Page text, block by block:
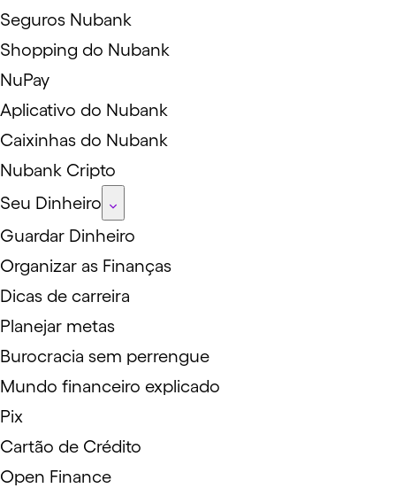
Seguros Nubank
Shopping do Nubank
NuPay
Aplicativo do Nubank
Caixinhas do Nubank
Nubank Cripto
Seu Dinheiro
Guardar Dinheiro
Organizar as Finanças
Dicas de carreira
Planejar metas
Burocracia sem perrengue
Mundo financeiro explicado
Pix
Cartão de Crédito
Open Finance